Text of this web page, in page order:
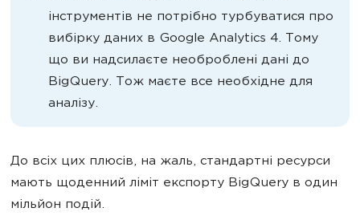
інструментів не потрібно турбуватися про
вибірку даних в Google Analytics 4. Тому
що ви надсилаєте необроблені дані до
BigQuery. Тож маєте все необхідне для
аналізу.
До всіх цих плюсів, на жаль, стандартні ресурси
мають щоденний ліміт експорту BigQuery в один
мільйон подій.